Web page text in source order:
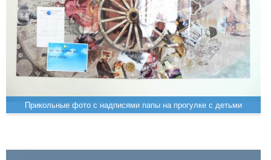
Прикольные фото с надписями папы на прогулке с детьми